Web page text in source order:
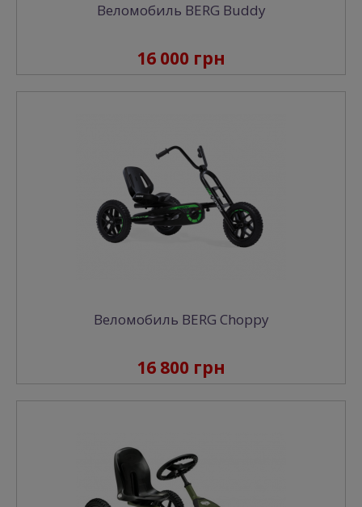
Веломобиль BERG Buddy
16 000 грн
Веломобиль BERG Choppy
16 800 грн